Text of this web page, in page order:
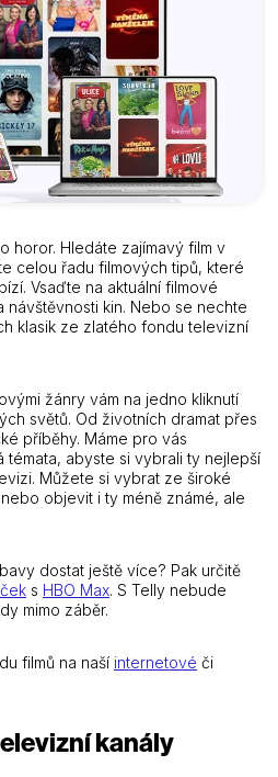
horor. Hledáte zajímavý film v
celou řadu filmových tipů, které
Vsaďte na aktuální filmové
návštěvnosti kin. Nebo se nechte
klasik ze zlatého fondu televizní
žánry vám na jedno kliknutí
světů. Od životních dramat přes
příběhy. Máme pro vás
témata, abyste si vybrali ty nejlepší
Můžete si vybrat ze široké
objevit i ty méně známé, ale
dostat ještě více? Pak určitě
s HBO Max. S Telly nebude
mimo záběr.
filmů na naší internetové či
kanály